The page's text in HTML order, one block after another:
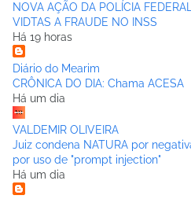
NOVA AÇÃO DA POLÍCIA
VIDTAS A FRAUDE NO INSS
Há 19 horas
Diário do Mearim
CRÔNICA DO DIA: Chama ACESA
Há um dia
VALDEMIR OLIVEIRA
Juiz condena NATURA por
por uso de "prompt injection"
Há um dia